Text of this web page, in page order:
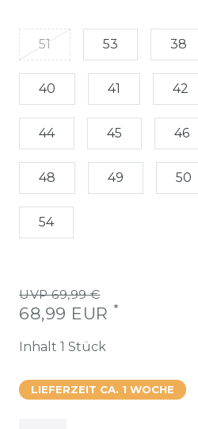
51 53 38
40 41 42
44 45 46
48 49 50
54
UVP 69,99 €
68,99 EUR *
Inhalt 1 Stück
LIEFERZEIT CA. 1 WOCHE